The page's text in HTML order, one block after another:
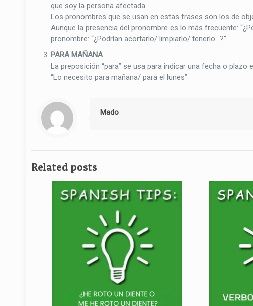
que soy la persona afectada.
Los pronombres que se usan en estas frases son los de
Aunque la presencia del pronombre es lo más frecuente:
pronombre: “¿Podrían acortarlo/ limpiarlo/ tenerlo…?”
PARA MAÑANA
La preposición “para” se usa para indicar una fecha o plazo
“Lo necesito para mañana/ para el lunes”
Mado
Related posts